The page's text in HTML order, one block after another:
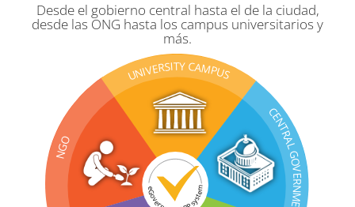
Desde el gobierno central hasta el de la ciudad,
desde las ONG hasta los campus universitarios y
más.
C
E
N
T
R
A
L
G
O
V
E
R
N
M
N
G
O
U
N
I
V
E
R
S
I
T
Y
C
A
M
P
U
S
e
G
o
ve
r s
y
s
t
e
m